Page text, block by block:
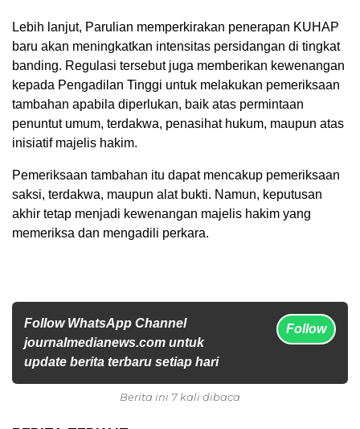
Lebih lanjut, Parulian memperkirakan penerapan KUHAP
baru akan meningkatkan intensitas persidangan di tingkat
banding. Regulasi tersebut juga memberikan kewenangan
kepada Pengadilan Tinggi untuk melakukan pemeriksaan
tambahan apabila diperlukan, baik atas permintaan
penuntut umum, terdakwa, penasihat hukum, maupun atas
inisiatif majelis hakim.
Pemeriksaan tambahan itu dapat mencakup pemeriksaan
saksi, terdakwa, maupun alat bukti. Namun, keputusan
akhir tetap menjadi kewenangan majelis hakim yang
memeriksa dan mengadili perkara.
Follow WhatsApp Channel
journalmedianews.com untuk
update berita terbaru setiap hari
Follow
Berita ini 7 kali dibaca